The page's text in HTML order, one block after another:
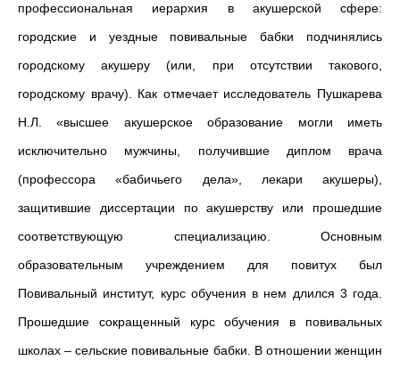
профессиональная иерархия в акушерской сфере:
городские и уездные повивальные бабки подчинялись
городскому акушеру (или, при отсутствии такового,
городскому врачу). Как отмечает исследователь Пушкарева
Н.Л. «высшее акушерское образование могли иметь
исключительно мужчины, получившие диплом врача
(профессора «бабичьего дела», лекари акушеры),
защитившие диссертации по акушерству или прошедшие
соответствующую специализацию. Основным
образовательным учреждением для повитух был
Повивальный институт, курс обучения в нем длился 3 года.
Прошедшие сокращенный курс обучения в повивальных
школах – сельские повивальные бабки. В отношении женщин